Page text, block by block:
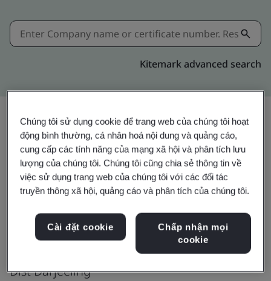
Kitemark advanced search
Chia sẻ: Nâng cấp
Fusion CX Limited
Parivahan Nagar
Matigara, PO- Matigara
Landmark Beside Pollution Control Board
Dist Darjeeling
Chúng tôi sử dụng cookie để trang web của chúng tôi hoạt
động bình thường, cá nhân hoá nội dung và quảng cáo,
cung cấp các tính năng của mạng xã hội và phân tích lưu
lượng của chúng tôi. Chúng tôi cũng chia sẻ thông tin về
việc sử dụng trang web của chúng tôi với các đối tác
truyền thông xã hội, quảng cáo và phân tích của chúng tôi.
Cài đặt cookie
Chấp nhận mọi
cookie